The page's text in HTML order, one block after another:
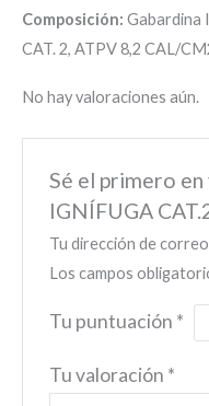
Composición: Gabardina
CAT. 2, ATPV 8,2 CAL/
No hay valoraciones aún.
Sé el primero
IGNÍFUGA
Tu dirección de
Los campos
Tu puntuación *
Tu valoración *